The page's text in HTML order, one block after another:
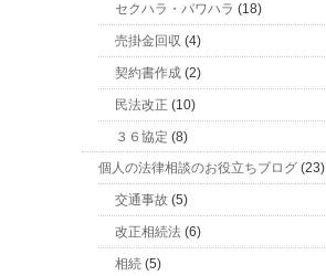
セクハラ・パワハラ (18)
売掛金回収 (4)
契約書作成 (2)
民法改正 (10)
３６協定 (8)
個人の法律相談のお役立ちブログ (23)
交通事故 (5)
改正相続法 (6)
相続 (5)